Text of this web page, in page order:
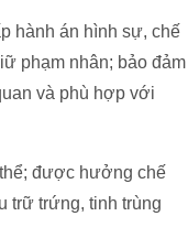
hành án hình sự, chế
phạm nhân; bảo đảm
và phù hợp với
được hưởng chế
trữ trứng, tinh trùng